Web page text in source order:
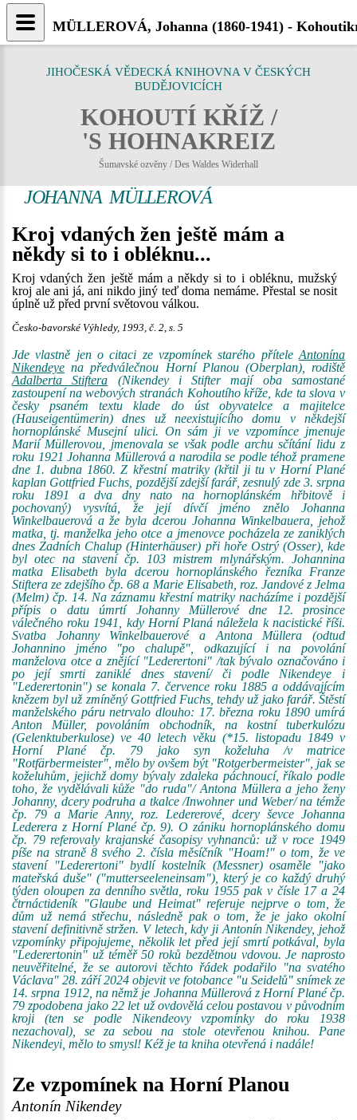
JIHOČESKÁ VĚDECKÁ KNIHOVNA V ČESKÝCH
BUDĚJOVICÍCH
KOHOUTÍ KŘÍŽ /
'S HOHNAKREIZ
Šumavské ozvěny / Des Waldes Widerhall
JOHANNA MÜLLEROVÁ
Kroj vdaných žen ještě mám a
někdy si to i obléknu...
Kroj vdaných žen ještě mám a někdy si to i obléknu, mužský
kroj ale ani já, ani nikdo jiný teď doma nemáme. Přestal se nosit
úplně už před první světovou válkou.
Česko-bavorské Výhledy, 1993, č. 2, s. 5
Jde vlastně jen o citaci ze vzpomínek starého přítele Antonína
Nikendeye na předválečnou Horní Planou (Oberplan), rodiště
Adalberta Stiftera (Nikendey i Stifter mají oba samostané
zastoupení na webových stranách Kohoutího kříže, kde ta slova v
česky psaném textu klade do úst obyvatelce a majitelce
(Hauseigentümerin) dnes už neexistujícího domu v někdejší
hornoplánské Musejní ulici. On sám ji ve vzpomínce jmenuje
Marií Müllerovou, jmenovala se však podle archu sčítání lidu z
roku 1921 Johanna Müllerová a narodila se podle téhož pramene
dne 1. dubna 1860. Z křestní matriky (křtil ji tu v Horní Plané
kaplan Gottfried Fuchs, pozdější zdejší farář, zesnulý zde 3. srpna
roku 1891 a dva dny nato na hornoplánském hřbitově i
pochovaný) vysvítá, že její dívčí jméno znělo Johanna
Winkelbauerová a že byla dcerou Johanna Winkelbauera, jehož
matka, tj. manželka jeho otce a jmenovce pocházela ze zaniklých
dnes Zadních Chalup (Hinterhäuser) při hoře Ostrý (Osser), kde
byl otec na stavení čp. 103 mistrem mlynářským. Johannina
matka Elisabeth byla dcerou hornoplánského řezníka Franze
Stiftera ze zdejšího čp. 68 a Marie Elisabeth, roz. Jandové z Jelma
(Melm) čp. 14. Na záznamu křestní matriky nacházíme i pozdější
přípis o datu úmrtí Johanny Müllerové dne 12. prosince
válečného roku 1941, kdy Horní Planá náležela k nacistické říši.
Svatba Johanny Winkelbauerové a Antona Müllera (odtud
Johannino jméno "po chalupě", odkazující i na povolání
manželova otce a znějící "Lederertoni" /tak bývalo označováno i
po její smrti zaniklé dnes stavení/ či podle Nikendeye i
"Lederertonin") se konala 7. července roku 1885 a oddávajícím
knězem byl už zmíněný Gottfried Fuchs, tehdy už jako farář. Štěstí
manželského páru netrvalo dlouho: 17. března roku 1890 umírá
Anton Müller, povoláním obchodník, na kostní tuberkulózu
(Gelenktuberkulose) ve 40 letech věku (*15. listopadu 1849 v
Horní Plané čp. 79 jako syn koželuha /v matrice
"Rotfärbermeister", mělo by ovšem být "Rotgerbermeister", jak se
koželuhům, jejichž domy bývaly zdaleka páchnoucí, říkalo podle
toho, že vydělávali kůže "do ruda"/ Antona Müllera a jeho ženy
Johanny, dcery podruha a tkalce /Inwohner und Weber/ na témže
čp. 79 a Marie Anny, roz. Ledererové, dcery ševce Johanna
Lederera z Horní Plané čp. 9). O zániku hornoplánského domu
čp. 79 referovaly krajanské časopisy vyhnanců: už v roce 1949
píše na straně 8 svého 2. čísla měsíčník "Hoam!" o tom, že ve
stavení "Lederertoni" bydlí kostelník (Messner) osaměle "jako
mateřská duše" ("mutterseeleneinsam"), který je co každý druhý
týden oloupen za denního světla, roku 1955 pak v čísle 17 a 24
čtrnáctideník "Glaube und Heimat" referuje nejprve o tom, že
dům už nemá střechu, následně pak o tom, že je jako okolní
stavení definitivně stržen. V letech, kdy ji Antonín Nikendey, jehož
vzpomínky připojujeme, několik let před její smrtí potkával, byla
"Lederertonin" už téměř 50 roků bezdětnou vdovou. Je naprosto
neuvěřitelné, že se autorovi těchto řádek podařilo "na svatého
Václava" 28. září 2024 objevit ve fotobance "u Seidelů" snímek ze
14. srpna 1912, na němž je Johanna Müllerová z Horní Plané čp.
79 zpodobena jako 22 let už ovdovělá celou postavou v původním
kroji (ten se podle Nikendeovy vzpomínky do roku 1938
nezachoval), se za sebou na stole otevřenou knihou. Pane
Nikendeyi, mělo to smysl! Kéž je ta kniha otevřená i nadále!
Ze vzpomínek na Horní Planou
Antonín Nikendey
MÜLLEROVÁ, Johanna (1860-1941) -